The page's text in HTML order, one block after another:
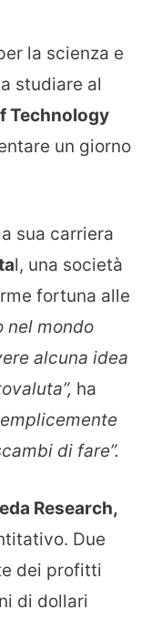
la scienza e
studiare al
Technology
un giorno
sua carriera
l, una società
fortuna alle
nel mondo
alcuna idea
ha
di fare”.
Research,
Due
dei profitti
di dollari